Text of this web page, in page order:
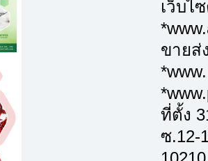
เว็บไ
ขายส่
ที่ตั้ง
ซ.12-